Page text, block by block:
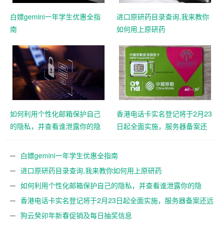
白嫖gemini一年学生优惠全指
南
进口原研药目录查询,我来教你
如何用上原研药
如何利用个性化邮箱保护自己
的隐私，并查看谁泄露你的隐
香港电话卡实名登记将于2月23
日起全面实施，服务器备案还
白嫖gemini一年学生优惠全指南
进口原研药目录查询,我来教你如何用上原研药
如何利用个性化邮箱保护自己的隐私，并查看谁泄露你的隐
私 香港电话卡实名登记将于2月23日起全面实施，服务器备案还远
吗？狗云癸卯年新春促销及每日抽奖信息